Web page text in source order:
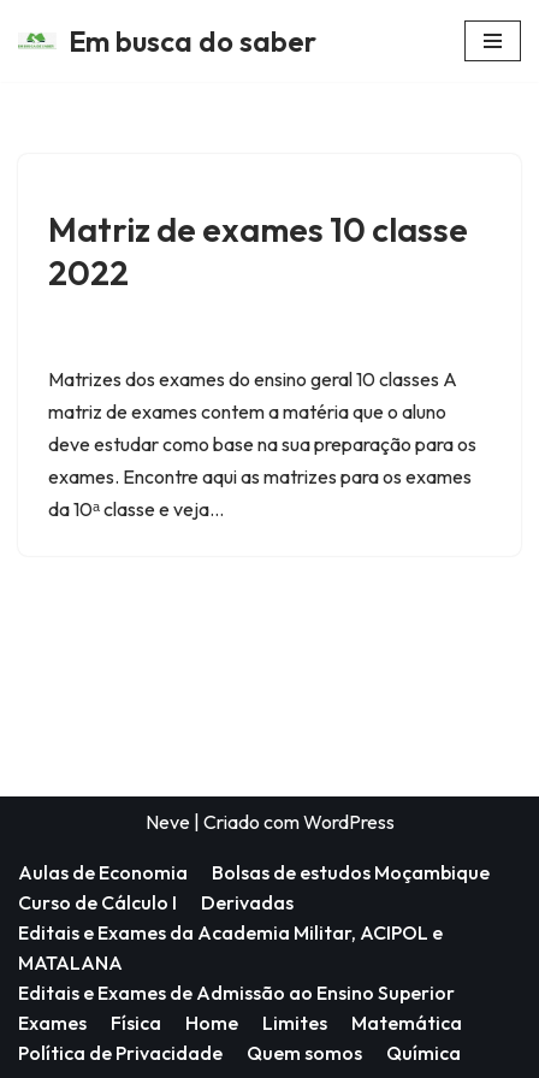
Em busca do saber
Matriz de exames 10 classe
2022
Matrizes dos exames do ensino geral 10 classes A
matriz de exames contem a matéria que o aluno
deve estudar como base na sua preparação para os
exames. Encontre aqui as matrizes para os exames
da 10ᵃ classe e veja…
Neve| Criado comWordPress
Aulas de Economia
Bolsas de estudos Moçambique
Curso de Cálculo I
Derivadas
Editais e Exames da Academia Militar, ACIPOL e
MATALANA
Editais e Exames de Admissão ao Ensino Superior
Exames
Física Home Limites
Matemática
Política de Privacidade
Quem somos Química